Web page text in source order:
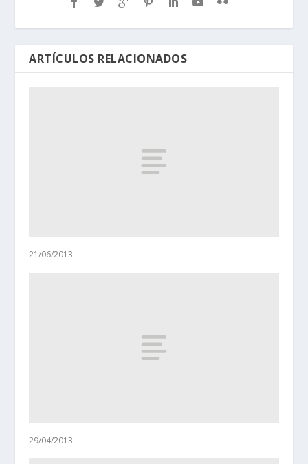
ARTÍCULOS RELACIONADOS
21/06/2013
29/04/2013